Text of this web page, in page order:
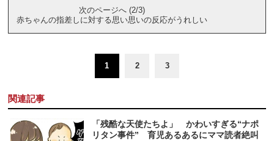
次のページへ (2/3)
赤ちゃんの指差しに対する思い思いの反応がうれしい
1 2 3
関連記事
「残酷な天使たちよ」 かわいすぎる“ナポ
リタン事件” 育児あるあるにママ読者絶叫